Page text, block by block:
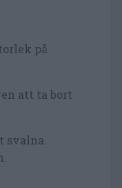
på
att ta bort
svalna.